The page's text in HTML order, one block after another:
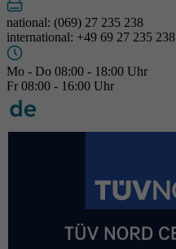
national: (069) 27 235 238
international: +49 69 27 235 238
Mo - Do 08:00 - 18:00 Uhr
Fr 08:00 - 16:00 Uhr